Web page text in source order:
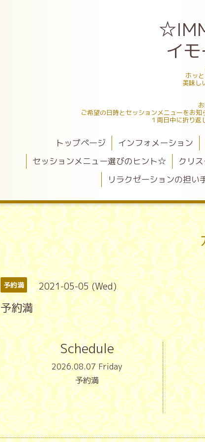
イ
ホッ
美味し
ご希望の日時とセッションメニューをお
１両日中に折り返
トップページ インフォメーション
セッションメニュー選びのヒント☆
クリ
リラクゼーションの担
予約満 2021-05-05 (Wed)
予約満
Schedule
2026.08.07 Friday
予約満